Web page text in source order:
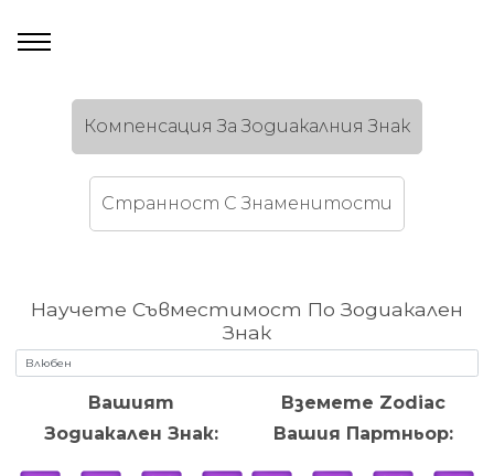
Компенсация За Зодиакалния Знак
Странност C Знаменитости
Научете Съвместимост По Зодиакален
Знак
Вашият
Зодиакален Знак:
Вземете Zodiac
Вашия Партньор: